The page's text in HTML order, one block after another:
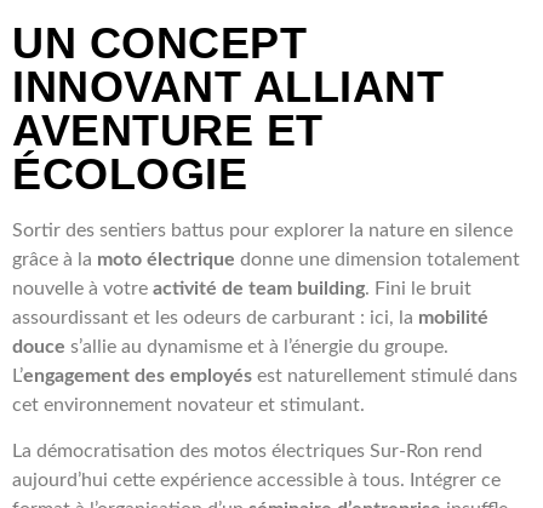
UN CONCEPT
INNOVANT ALLIANT
AVENTURE ET
ÉCOLOGIE
Sortir des sentiers battus pour explorer la nature en silence
grâce à la moto électrique donne une dimension totalement
nouvelle à votre activité de team building. Fini le bruit
assourdissant et les odeurs de carburant : ici, la mobilité
douce s’allie au dynamisme et à l’énergie du groupe.
L’engagement des employés est naturellement stimulé dans
cet environnement novateur et stimulant.
La démocratisation des motos électriques Sur-Ron rend
aujourd’hui cette expérience accessible à tous. Intégrer ce